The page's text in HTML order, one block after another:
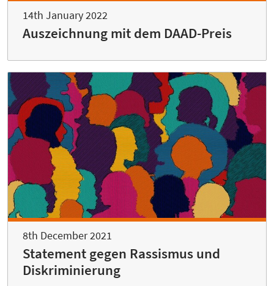
14th January 2022
Auszeichnung mit dem DAAD-Preis
8th December 2021
Statement gegen Rassismus und
Diskriminierung